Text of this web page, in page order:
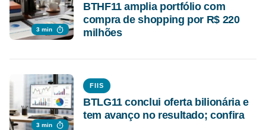
3 min
BTHF11 amplia portfólio com
compra de shopping por R$ 220
milhões
3 min
FIIS
BTLG11 conclui oferta bilionária e
tem avanço no resultado; confira